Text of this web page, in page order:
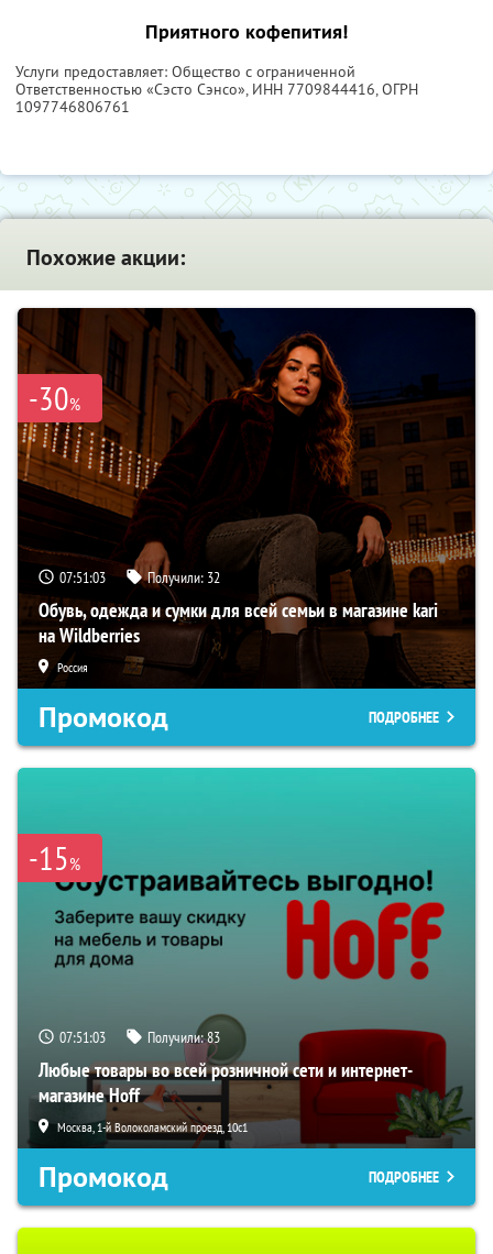
Приятного кофепития!
Услуги предоставляет: Общество с ограниченной
Ответственностью «Сэсто Сэнсо», ИНН 7709844416, ОГРН
1097746806761
Похожие акции:
-30%
07:51:02 Получили: 32
Обувь, одежда и сумки для всей семьи в магазине kari
на Wildberries
Россия
Промокод ПОДРОБНЕЕ
-15%
07:51:02 Получили:83
Любые товары во всей розничной сети и интернет-
магазине Hoff
Москва, 1-й Волоколамский проезд, 10с1
Промокод ПОДРОБНЕЕ